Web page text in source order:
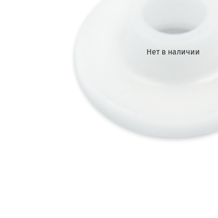
Нет в наличии